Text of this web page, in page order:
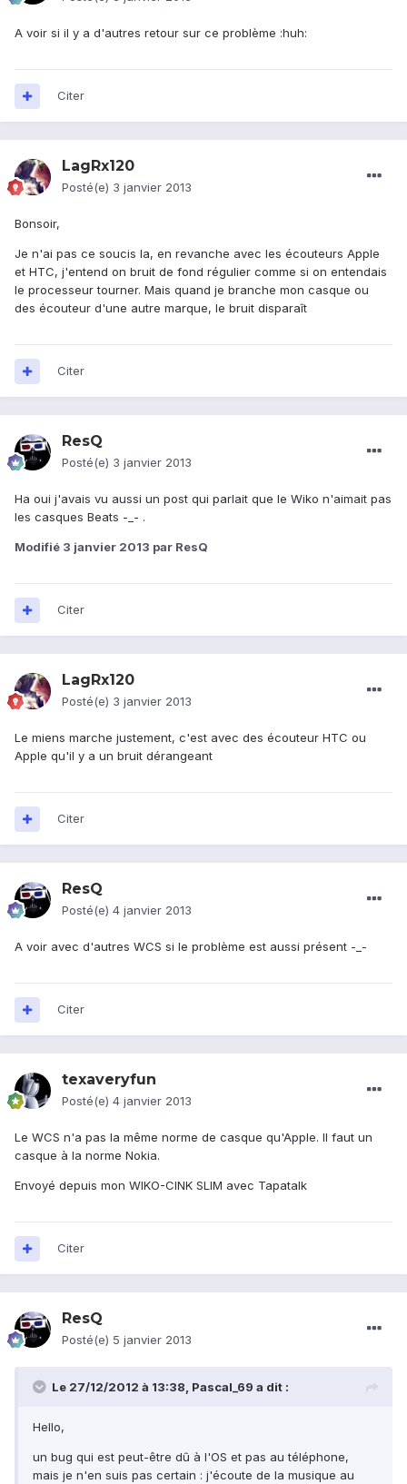
A voir si il y a d'autres retour sur ce problème :huh:
Citer
LagRx120
Posté(e) 3 janvier 2013
Bonsoir,
Je n'ai pas ce soucis la, en revanche avec les écouteurs Apple
et HTC, j'entend on bruit de fond régulier comme si on entendais
le processeur tourner. Mais quand je branche mon casque ou
des écouteur d'une autre marque, le bruit disparaît
Citer
ResQ
Posté(e) 3 janvier 2013
Ha oui j'avais vu aussi un post qui parlait que le Wiko n'aimait pas
les casques Beats -_- .
Modifié 3 janvier 2013 par ResQ
Citer
LagRx120
Posté(e) 3 janvier 2013
Le miens marche justement, c'est avec des écouteur HTC ou
Apple qu'il y a un bruit dérangeant
Citer
ResQ
Posté(e) 4 janvier 2013
A voir avec d'autres WCS si le problème est aussi présent -_-
Citer
texaveryfun
Posté(e) 4 janvier 2013
Le WCS n'a pas la même norme de casque qu'Apple. Il faut un
casque à la norme Nokia.
Envoyé depuis mon WIKO-CINK SLIM avec Tapatalk
Citer
ResQ
Posté(e) 5 janvier 2013
Le 27/12/2012 à 13:38, Pascal_69 a dit :
Hello,
un bug qui est peut-être dû à l'OS et pas au téléphone,
mais je n'en suis pas certain : j'écoute de la musique au